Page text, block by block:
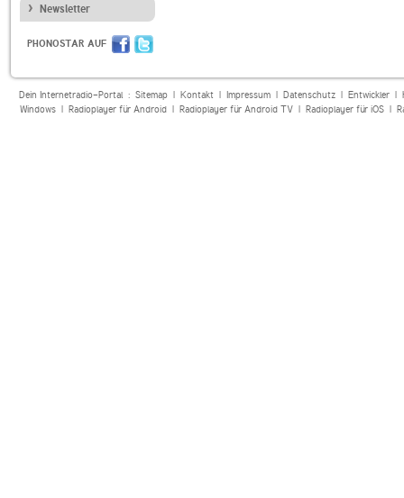
Newsletter
PHONOSTAR AUF
Dein Internetradio-Portal : Sitemap| Kontakt| Impressum| Datenschutz| Entwickler|
Windows| Radioplayer für Android| Radioplayer für Android TV| Radioplayer für iOS|